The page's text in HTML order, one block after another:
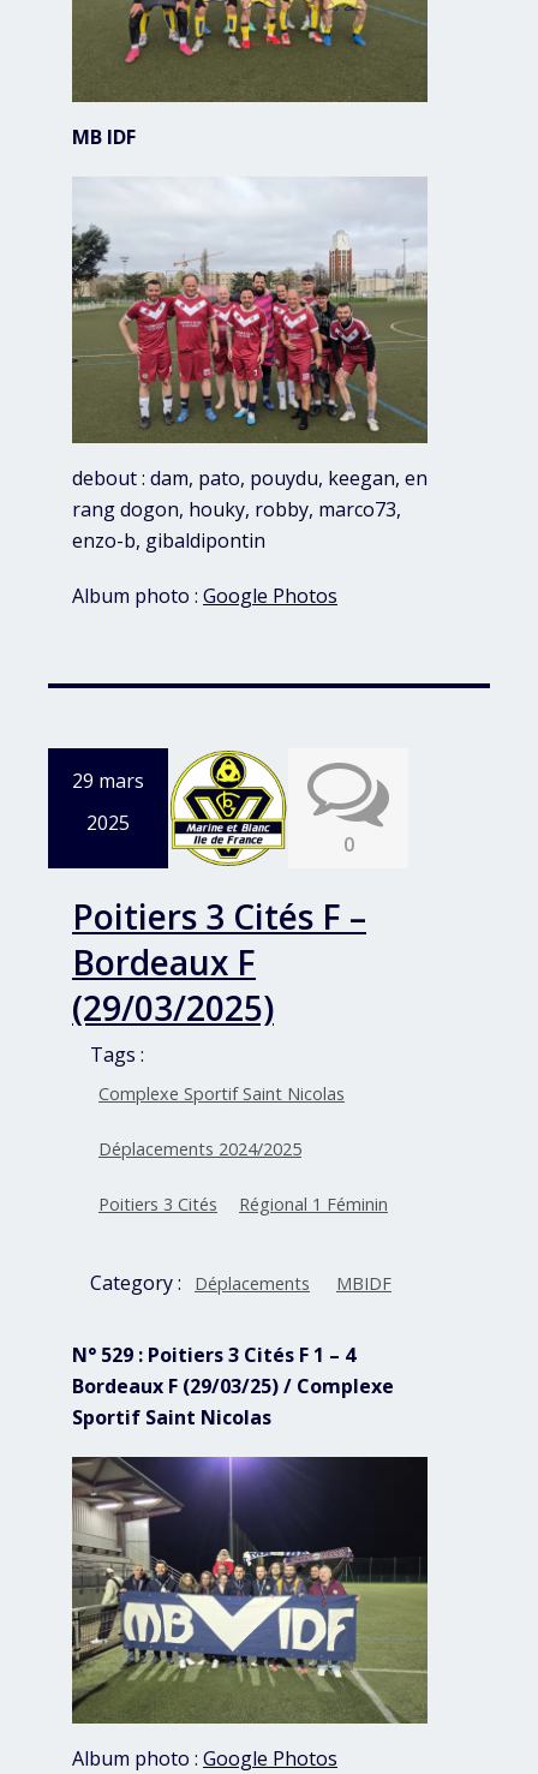
MB IDF
debout : dam, pato, pouydu, keegan, en
rang dogon, houky, robby, marco73,
enzo-b, gibaldipontin
Album photo : Google Photos
29 mars
2025
0
Poitiers 3 Cités F –
Bordeaux F
(29/03/2025)
Tags :
Complexe Sportif Saint Nicolas
Déplacements 2024/2025
Poitiers 3 Cités Régional 1 Féminin
Category : Déplacements MBIDF
N° 529 : Poitiers 3 Cités F 1 – 4
Bordeaux F (29/03/25) / Complexe
Sportif Saint Nicolas
Album photo : Google Photos